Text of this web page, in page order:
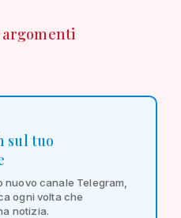
argomenti
sul tuo
nuovo canale Telegram,
ogni volta che
notizia.